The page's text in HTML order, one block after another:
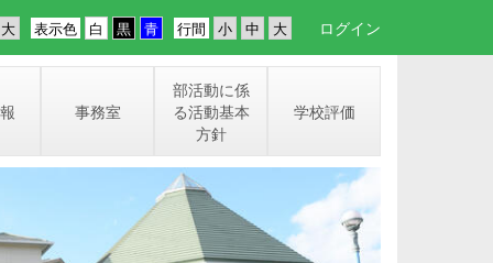
行間
表示色 ログイン
事務室
部活動に係
る活動基本
方針
学校評価